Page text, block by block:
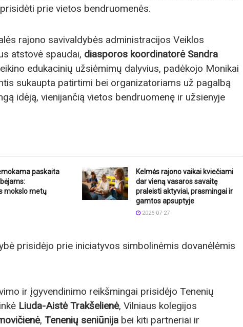
prie vietos bendruomenės.
rajono savivaldybės administracijos Veiklos
atstovė spaudai, diasporos koordinatorė Sandra
edukacinių užsiėmimų dalyvius, padėkojo Monikai
sukaupta patirtimi bei organizatoriams už pagalbą
idėją, vienijančią vietos bendruomenę ir užsienyje
paskaita
mokslo metų
Kelmės rajono vaikai kviečiami
dar vieną vasaros savaitę
praleisti aktyviai, prasmingai ir
gamtos apsuptyje
2026-07-27
prisidėjo prie iniciatyvos simbolinėmis dovanėlėmis
ir įgyvendinimo reikšmingai prisidėjo Tenenių
Liuda-Aistė Trakšelienė, Vilniaus kolegijos
, Tenenių seniūnija bei kiti partneriai ir